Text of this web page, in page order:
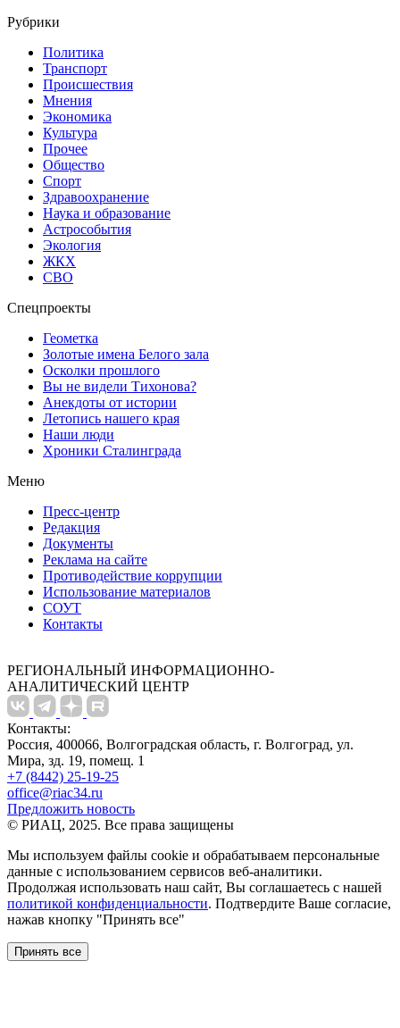
Рубрики
Политика
Транспорт
Происшествия
Мнения
Экономика
Культура
Прочее
Общество
Спорт
Здравоохранение
Наука и образование
Астрособытия
Экология
ЖКХ
СВО
Спецпроекты
Геометка
Золотые имена Белого зала
Осколки прошлого
Вы не видели Тихонова?
Анекдоты от истории
Летопись нашего края
Наши люди
Хроники Сталинграда
Меню
Пресс-центр
Редакция
Документы
Реклама на сайте
Противодействие коррупции
Использование материалов
СОУТ
Контакты
РЕГИОНАЛЬНЫЙ ИНФОРМАЦИОННО-
АНАЛИТИЧЕСКИЙ ЦЕНТР
Контакты:
Россия, 400066, Волгоградская область, г. Волгоград, ул.
Мира, зд. 19, помещ. 1
+7 (8442) 25-19-25
office@riac34.ru
Предложить новость
© РИАЦ, 2025. Все права защищены
Мы используем файлы сookie и обрабатываем персональные
данные с использованием сервисов веб-аналитики.
Продолжая использовать наш сайт, Вы соглашаетесь с нашей
политикой конфиденциальности. Подтвердите Ваше согласие,
нажав кнопку "Принять все"
Принять все